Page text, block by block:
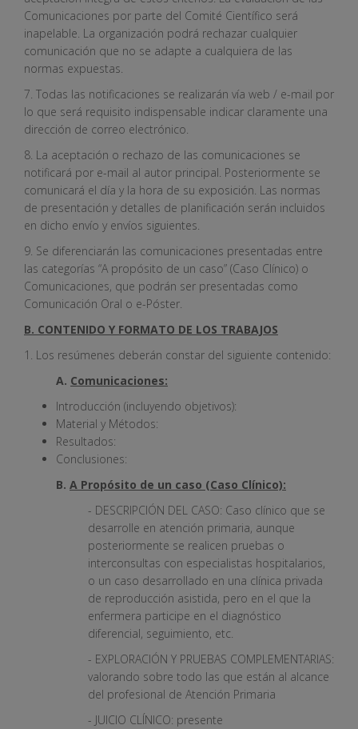
Comunicaciones por parte del Comité Científico será
inapelable. La organización podrá rechazar cualquier
comunicación que no se adapte a cualquiera de las
normas expuestas.
7. Todas las notificaciones se realizarán vía web / e-mail por
lo que será requisito indispensable indicar claramente una
dirección de correo electrónico.
8. La aceptación o rechazo de las comunicaciones se
notificará por e-mail al autor principal. Posteriormente se
comunicará el día y la hora de su exposición. Las normas
de presentación y detalles de planificación serán incluidos
en dicho envío y envíos siguientes.
9. Se diferenciarán las comunicaciones presentadas entre
las categorías “A propósito de un caso” (Caso Clínico) o
Comunicaciones, que podrán ser presentadas como
Comunicación Oral o e-Póster.
B. CONTENIDO Y FORMATO DE LOS TRABAJOS
1. Los resúmenes deberán constar del siguiente contenido:
A. Comunicaciones:
Introducción (incluyendo objetivos):
Material y Métodos:
Resultados:
Conclusiones:
B. A Propósito de un caso (Caso Clínico):
- DESCRIPCIÓN DEL CASO: Caso clínico que se
desarrolle en atención primaria, aunque
posteriormente se realicen pruebas o
interconsultas con especialistas hospitalarios,
o un caso desarrollado en una clínica privada
de reproducción asistida, pero en el que la
enfermera participe en el diagnóstico
diferencial, seguimiento, etc.
- EXPLORACIÓN Y PRUEBAS COMPLEMENTARIAS:
valorando sobre todo las que están al alcance
del profesional de Atención Primaria
- JUICIO CLÍNICO: presente